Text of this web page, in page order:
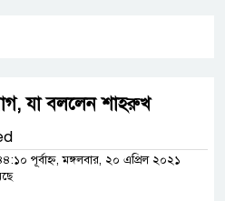
যা বললেন শাহরুখ
পূর্বাহ্ন, মঙ্গলবার, ২০ এপ্রিল ২০২১